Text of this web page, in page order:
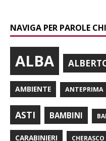
NAVIGA PER PAROLE
ALBA
AMBIENTE ANTEPRIMA
ASTI BAMBINI
CARABINIERI CHERASCO